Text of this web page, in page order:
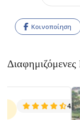
Κοινοποίηση
Διαφημιζόμενες
(1402)Διαμονή,
Ξενοδοχεία